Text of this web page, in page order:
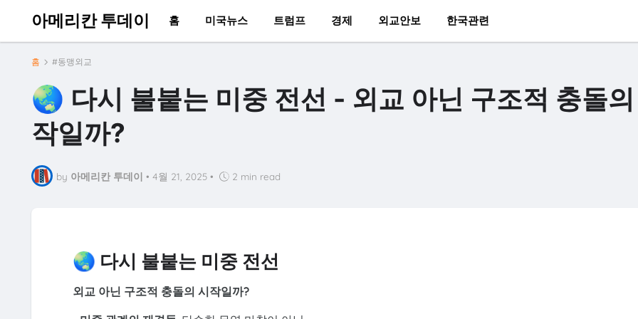
아메리칸 투데이 홈 미국뉴스 트럼프 경제 외교안보 한국관련
홈 #동맹외교
🌏 다시 불붙는 미중 전선 - 외교 아닌 구조적 충돌
작일까?
by 아메리칸 투데이 • 4월 21, 2025 • 2 min read
🌏 다시 불붙는 미중 전선
외교 아닌 구조적 충돌의 시작일까?